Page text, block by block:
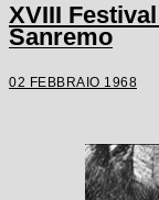
XVIII
Sanremo
02 FEBBRAIO 1968